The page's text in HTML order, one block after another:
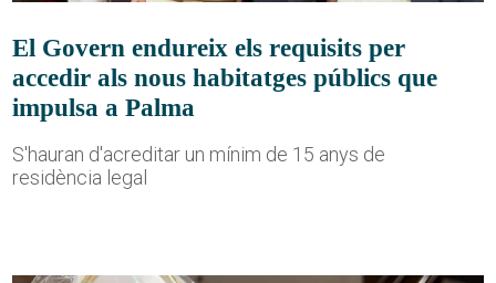
El Govern endureix els requisits per
accedir als nous habitatges públics que
impulsa a Palma
S'hauran d'acreditar un mínim de 15 anys de
residència legal